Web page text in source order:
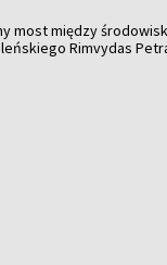
most między
Rimvydas